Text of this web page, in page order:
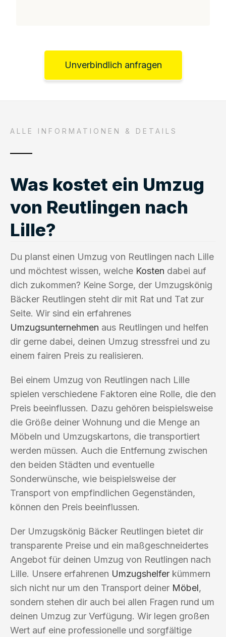
Unverbindlich anfragen
ALLE INFORMATIONEN & DETAILS
Was kostet ein Umzug
von Reutlingen nach
Lille?
Du planst einen Umzug von Reutlingen nach Lille
und möchtest wissen, welche Kosten dabei auf
dich zukommen? Keine Sorge, der Umzugskönig
Bäcker Reutlingen steht dir mit Rat und Tat zur
Seite. Wir sind ein erfahrenes
Umzugsunternehmen aus Reutlingen und helfen
dir gerne dabei, deinen Umzug stressfrei und zu
einem fairen Preis zu realisieren.
Bei einem Umzug von Reutlingen nach Lille
spielen verschiedene Faktoren eine Rolle, die den
Preis beeinflussen. Dazu gehören beispielsweise
die Größe deiner Wohnung und die Menge an
Möbeln und Umzugskartons, die transportiert
werden müssen. Auch die Entfernung zwischen
den beiden Städten und eventuelle
Sonderwünsche, wie beispielsweise der
Transport von empfindlichen Gegenständen,
können den Preis beeinflussen.
Der Umzugskönig Bäcker Reutlingen bietet dir
transparente Preise und ein maßgeschneidertes
Angebot für deinen Umzug von Reutlingen nach
Lille. Unsere erfahrenen Umzugshelfer kümmern
sich nicht nur um den Transport deiner Möbel,
sondern stehen dir auch bei allen Fragen rund um
deinen Umzug zur Verfügung. Wir legen großen
Wert auf eine professionelle und sorgfältige